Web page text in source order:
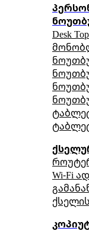
Desk
Wi-Fi